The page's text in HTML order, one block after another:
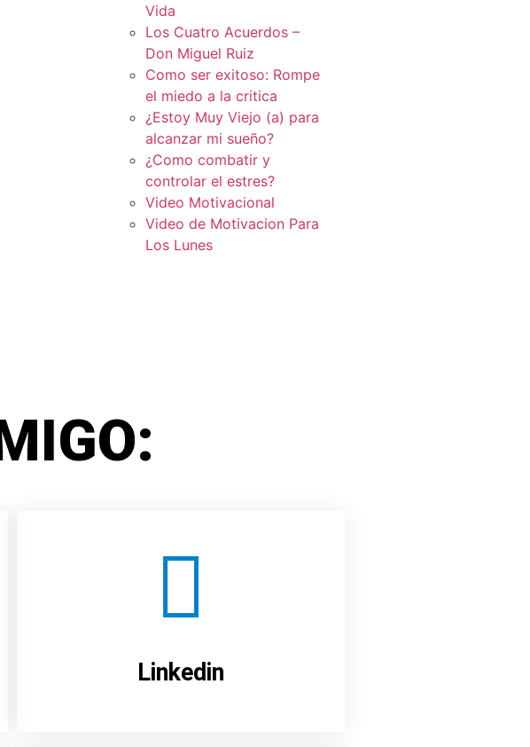
Vida
Los Cuatro Acuerdos –
Don Miguel Ruiz
Como ser exitoso: Rompe
el miedo a la critica
¿Estoy Muy Viejo (a) para
alcanzar mi sueño?
¿Como combatir y
controlar el estres?
Video Motivacional
Video de Motivacion Para
Los Lunes
Linkedin